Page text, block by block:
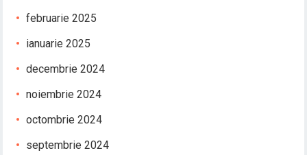
februarie 2025
ianuarie 2025
decembrie 2024
noiembrie 2024
octombrie 2024
septembrie 2024